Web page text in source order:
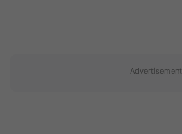
Advertisement